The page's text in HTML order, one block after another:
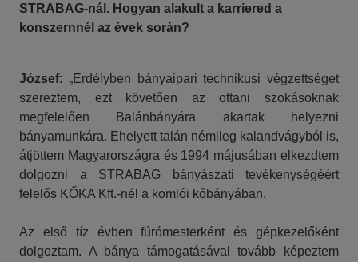
STRABAG-nál. Hogyan alakult a karriered a
konszernnél az évek során?
József: „Erdélyben bányaipari technikusi végzettséget
szereztem, ezt követően az ottani szokásoknak
megfelelően Balánbányára akartak helyezni
bányamunkára. Ehelyett talán némileg kalandvágyból is,
átjöttem Magyarországra és 1994 májusában elkezdtem
dolgozni a STRABAG bányászati tevékenységéért
felelős KŐKA Kft.-nél a komlói kőbányában.
Az első tíz évben fúrómesterként és gépkezelőként
dolgoztam. A bánya támogatásával tovább képeztem